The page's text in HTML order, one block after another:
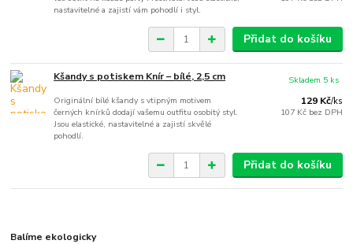
nastavitelné a zajistí vám pohodlí i styl.
Přidat do košíku
Kšandy s potiskem Knír – bílé, 2,5 cm
Originální bílé kšandy s vtipným motivem
černých knírků dodají vašemu outfitu osobitý styl.
Jsou elastické, nastavitelné a zajistí skvělé
pohodlí.
129 Kč/ks
107 Kč bez DPH
Skladem 5 ks
Přidat do košíku
Balíme ekologicky